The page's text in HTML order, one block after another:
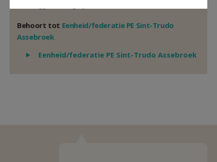
Behoort tot Eenheid/federatie PE Sint-Trudo
Assebroek
Weergeven
Eenheid/federatie PE Sint-Trudo Assebroek